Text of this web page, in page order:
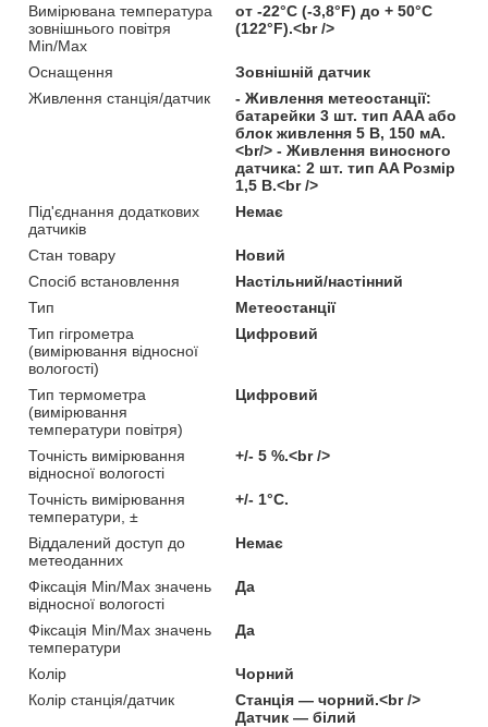
Вимірювана температура
зовнішнього повітря
Min/Max
от -22°C (-3,8°F) до + 50°C
(122°F).<br />
Оснащення
Зовнішній датчик
Живлення станція/датчик
- Живлення метеостанції:
батарейки 3 шт. тип AAA або
блок живлення 5 В, 150 мА.
<br/> - Живлення виносного
датчика: 2 шт. тип AA Розмір
1,5 В.<br />
Під'єднання додаткових
датчиків
Немає
Стан товару
Новий
Спосіб встановлення
Настільний/настінний
Тип
Метеостанції
Тип гігрометра
(вимірювання відносної
вологості)
Цифровий
Тип термометра
(вимірювання
температури повітря)
Цифровий
Точність вимірювання
відносної вологості
+/- 5 %.<br />
Точність вимірювання
температури, ±
+/- 1°C.
Віддалений доступ до
метеоданних
Немає
Фіксація Min/Max значень
відносної вологості
Да
Фіксація Min/Max значень
температури
Да
Колір
Чорний
Колір станція/датчик
Станція — чорний.<br />
Датчик — білий